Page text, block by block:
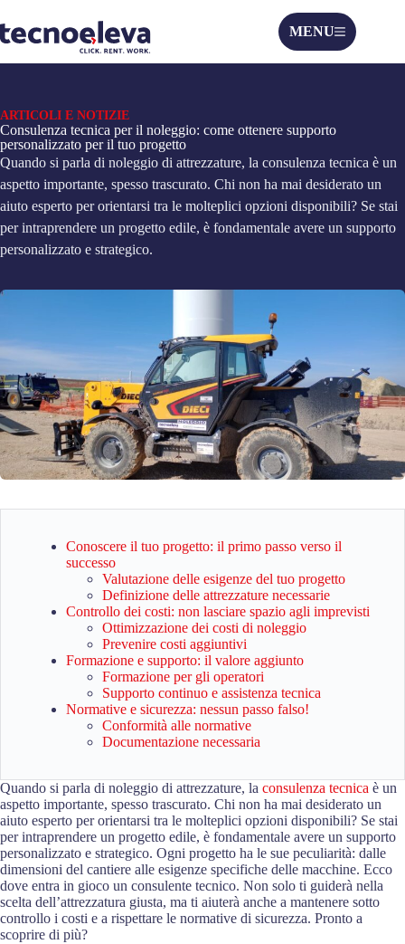
MENU
ARTICOLI E NOTIZIE
Consulenza tecnica per il noleggio: come ottenere supporto
personalizzato per il tuo progetto
Quando si parla di noleggio di attrezzature, la consulenza tecnica è un
aspetto importante, spesso trascurato. Chi non ha mai desiderato un
aiuto esperto per orientarsi tra le molteplici opzioni disponibili? Se stai
per intraprendere un progetto edile, è fondamentale avere un supporto
personalizzato e strategico.
Conoscere il tuo progetto: il primo passo verso il
successo
Valutazione delle esigenze del tuo progetto
Definizione delle attrezzature necessarie
Controllo dei costi: non lasciare spazio agli imprevisti
Ottimizzazione dei costi di noleggio
Prevenire costi aggiuntivi
Formazione e supporto: il valore aggiunto
Formazione per gli operatori
Supporto continuo e assistenza tecnica
Normative e sicurezza: nessun passo falso!
Conformità alle normative
Documentazione necessaria
Quando si parla di noleggio di attrezzature, la consulenza tecnica è un
aspetto importante, spesso trascurato. Chi non ha mai desiderato un
aiuto esperto per orientarsi tra le molteplici opzioni disponibili? Se stai
per intraprendere un progetto edile, è fondamentale avere un supporto
personalizzato e strategico. Ogni progetto ha le sue peculiarità: dalle
dimensioni del cantiere alle esigenze specifiche delle macchine. Ecco
dove entra in gioco un consulente tecnico. Non solo ti guiderà nella
scelta dell’attrezzatura giusta, ma ti aiuterà anche a mantenere sotto
controllo i costi e a rispettare le normative di sicurezza. Pronto a
scoprire di più?